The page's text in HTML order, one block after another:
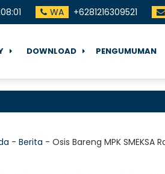
08:01 WA +6281216309521
DOWNLOAD PENGUMUMAN
- Berita - Osis Bareng MPK